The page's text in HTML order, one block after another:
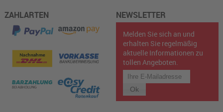
ZAHLARTEN NEWSLETTER
Melden Sie sich an und
erhalten Sie regelmäßig
aktuelle Informationen zu
tollen Angeboten.